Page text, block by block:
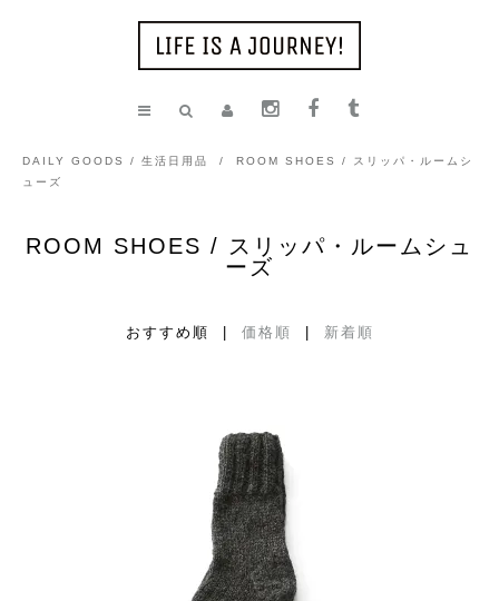
DAILY GOODS / 生活日用品 /
ROOM SHOES / スリッパ・ルームシ
ューズ
ROOM SHOES / スリッパ・ルームシュ
ーズ
おすすめ順 | 価格順 新着順